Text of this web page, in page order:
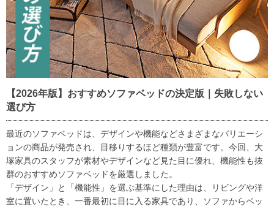
【2026年版】おすすめソファベッドの決定版｜失敗しない
選び方
最近のソファベッドは、デザインや機能などさまざまなバリエーシ
ョンの商品が発売され、目移りするほど種類が豊富です。今回、大
塚家具のスタッフが素材やデザインなど見た目に優れ、機能性も抜
群のおすすめソファベッドを厳選しました。
「デザイン」と「機能性」を選ぶ基準にした理由は、リビングや洋
室に置いたとき、一番最初に目に入る家具であり、ソファからベッ